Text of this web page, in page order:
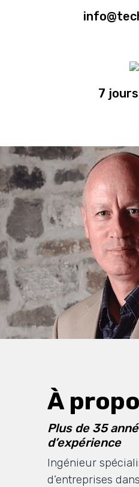
7
À
Plus de 35
d’expérience
Ingénieur
d’entreprises